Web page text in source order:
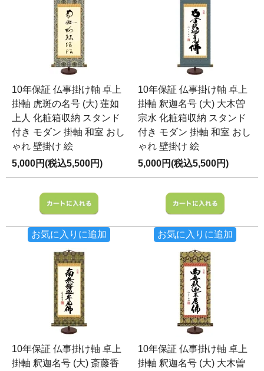
10年保証 仏事掛け軸 卓上
掛軸 虎斑の名号 (大) 蓮如
上人 化粧箱収納 スタンド
付き モダン 掛軸 和室 おし
ゃれ 壁掛け 絵
5,000円(税込5,500円)
お気に入りに追加
10年保証 仏事掛け軸 卓上
掛軸 釈迦名号 (大) 大木曽
宗水 化粧箱収納 スタンド
付き モダン 掛軸 和室 おし
ゃれ 壁掛け 絵
5,000円(税込5,500円)
お気に入りに追加
10年保証 仏事掛け軸 卓上
掛軸 釈迦名号 (大) 斎藤香
10年保証 仏事掛け軸 卓上
掛軸 釈迦名号 (大) 大木曽